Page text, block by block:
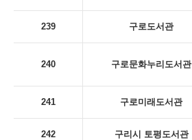
239 구로도서관
240 구로문화누리도서관
241 구로미래도서관
242 구리시 토평도서관